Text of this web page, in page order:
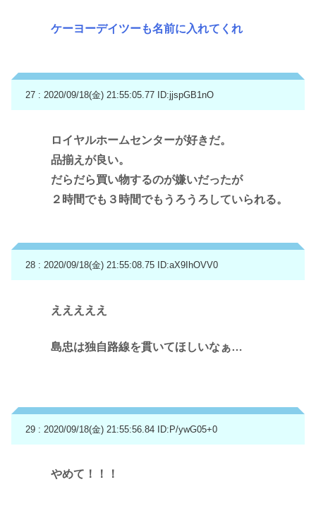
ケーヨーデイツーも名前に入れてくれ
27 : 2020/09/18(金) 21:55:05.77 ID:jjspGB1nO
ロイヤルホームセンターが好きだ。
品揃えが良い。
だらだら買い物するのが嫌いだったが
２時間でも３時間でもうろうろしていられる。
28 : 2020/09/18(金) 21:55:08.75 ID:aX9IhOVV0
えええええ
島忠は独自路線を貫いてほしいなぁ…
29 : 2020/09/18(金) 21:55:56.84 ID:P/ywG05+0
やめて！！！